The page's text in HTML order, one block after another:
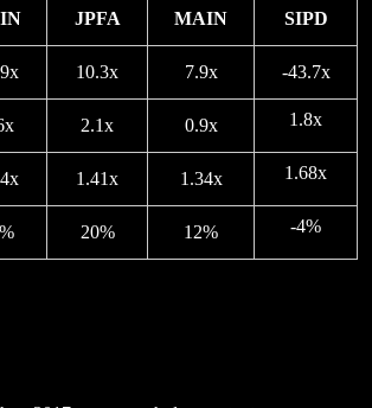
JPFA MAIN SIPD
10.3x 7.9x -43.7x
2.1x 0.9x 1.8x
1.41x 1.34x 1.68x
20% 12% -4%